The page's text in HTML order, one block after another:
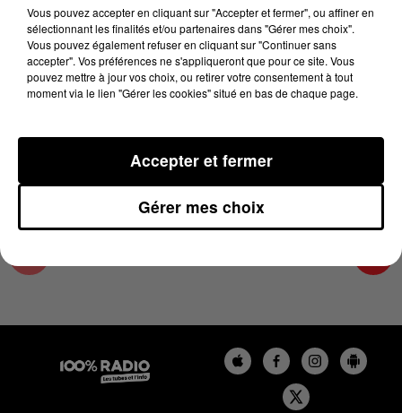
20 mars 2024 - 4 min 25 sec
LES INFOS DU GRAND TOULOUSE DU
20/03/2024 À 08H00
Podcasts infos du grand Toulouse
Vous pouvez accepter en cliquant sur "Accepter et fermer", ou affiner en
sélectionnant les finalités et/ou partenaires dans "Gérer mes choix".
Vous pouvez également refuser en cliquant sur "Continuer sans
accepter". Vos préférences ne s'appliqueront que pour ce site. Vous
pouvez mettre à jour vos choix, ou retirer votre consentement à tout
moment via le lien "Gérer les cookies" situé en bas de chaque page.
Gérer mes choix
Accepter et fermer